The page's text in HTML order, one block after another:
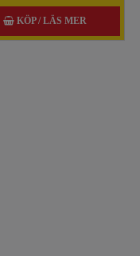
KÖP / LÄS MER